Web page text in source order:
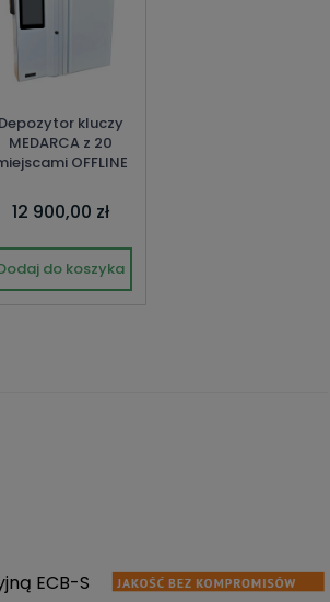
Depozytor kluczy
MEDARCA z 20
OFFLINE
12 900,00 zł
do koszyka
ECB-S